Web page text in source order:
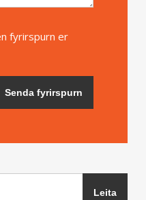
fyrirspurn er